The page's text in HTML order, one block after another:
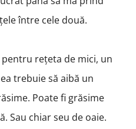
între cele două.
rețeta de mici, un
trebuie să aibă un
Poate fi grăsime
Sau chiar seu de oaie.